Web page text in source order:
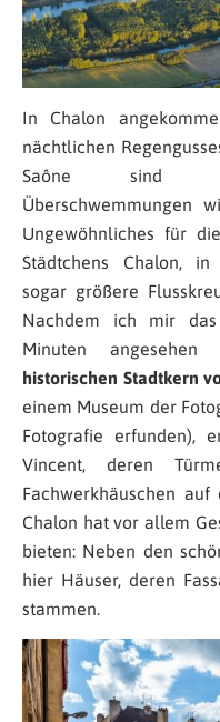
In Chalon
nächtlichen
Saône sind
Überschwemmungen
Ungewöhnliches für
Städtchens Chalon,
sogar größere
Nachdem ich mir
Minuten
historischen Stadtkern
einem Museum der
Fotografie erfunden),
Vincent, deren
Fachwerkhäuschen
Chalon hat vor allem
bieten: Neben den
hier Häuser, deren
stammen.